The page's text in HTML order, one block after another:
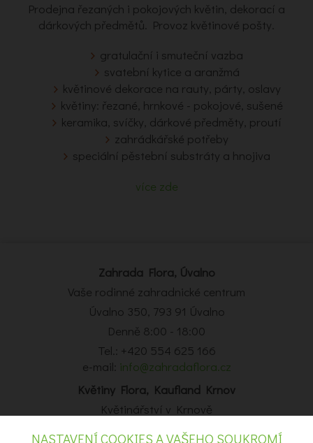
Prodejna řezaných i pokojových květin, dekorací a
dárkových předmětů. Provoz květinové pošty.
gratulační i smuteční vazba
svatební kytice a aranžmá
květinové dekorace na rauty, párty, oslavy
květiny: řezané, hrnkové - pokojové, sušené
keramika, svíčky, dárkové předměty, proutí
zahrádkářské potřeby
speciální pěstební substráty a hnojiva
více zde
Zahrada Flora, Úvalno
Vaše rodinné zahradnické centrum
Úvalno 350, 793 91 Úvalno
Denně 8:00 - 18:00
Tel.: +420 554 625 166
e-mail: info@zahradaflora.cz
Květiny Flora, Kaufland Krnov
Květinářství v Krnově
Obchodní centrum Kaufland Krnov, Opavská 14, Krnov
NASTAVENÍ COOKIES A VAŠEHO SOUKROMÍ